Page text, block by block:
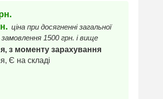
ціна при досягненні загальної
1500 грн. і вище
з моменту зарахування
Є на складі